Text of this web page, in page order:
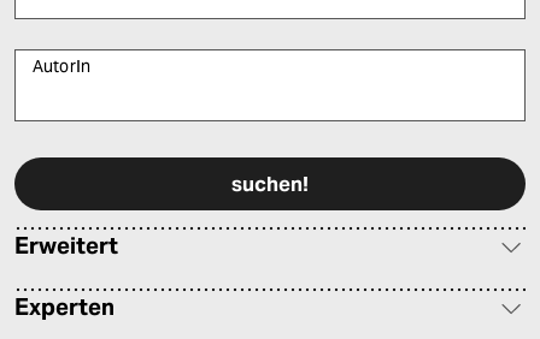
AutorIn
Erweitert
Experten